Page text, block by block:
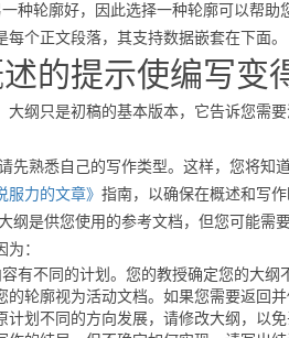
轮廓好，因此选择一种轮廓可以帮助
个正文段落，其支持数据嵌套在下面。
的提示使编写变
大纲只是初稿的基本版本，它告诉您需
熟悉自己的写作类型。 这样，您将知
服力的文章》 指南，
以确保在概述和写
是供您使用的参考文档，但您可能需
：
不同的计划。 您的教授确定您的大纲
的轮廓视为活动文档。如果您需要返回
计划不同的方向发展，请修改大纲，以